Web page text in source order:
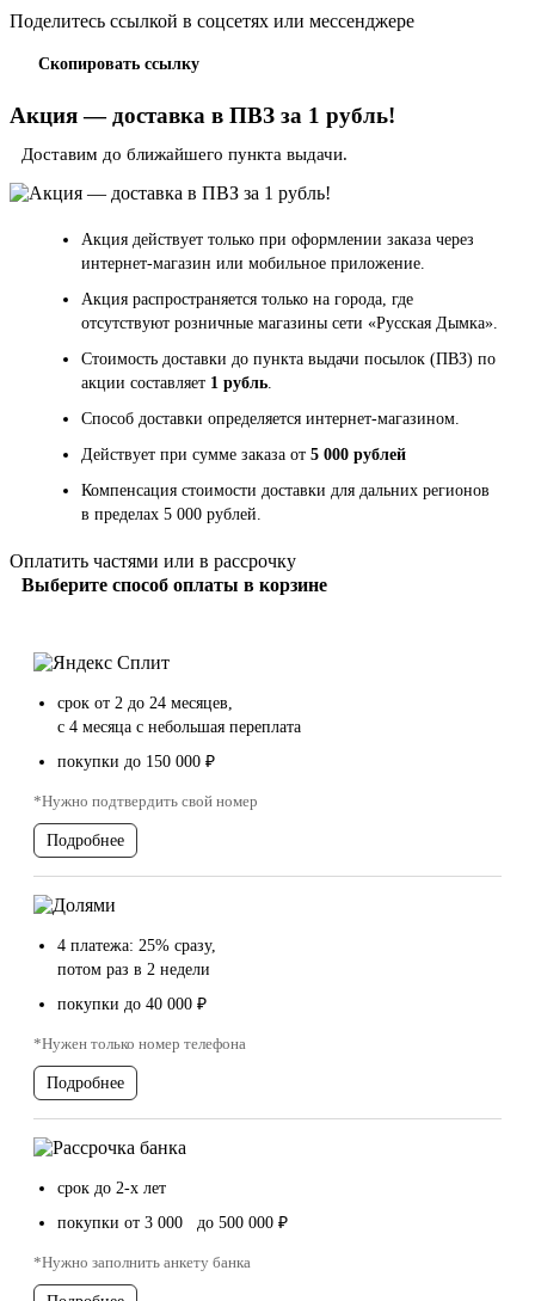
Поделитесь ссылкой в соцсетях или мессенджере
Скопировать ссылку
Акция — доставка в ПВЗ за 1 рубль!
Доставим до ближайшего пункта выдачи.
Акция действует только при оформлении заказа через
интернет-магазин или мобильное приложение.
Акция распространяется только на города, где
отсутствуют розничные магазины сети «Русская Дымка».
Стоимость доставки до пункта выдачи посылок (ПВЗ) по
акции составляет 1 рубль.
Способ доставки определяется интернет-магазином.
Действует при сумме заказа от 5 000 рублей
Компенсация стоимости доставки для дальних регионов
в пределах 5 000 рублей.
Оплатить частями или в рассрочку
Выберите способ оплаты в корзине
срок от 2 до 24 месяцев,
с 4 месяца с небольшая переплата
покупки до 150 000 ₽
*Нужно подтвердить свой номер
Подробнее
4 платежа: 25% сразу,
потом раз в 2 недели
покупки до 40 000 ₽
*Нужен только номер телефона
Подробнее
срок до 2-х лет
покупки от 3 000 до 500 000 ₽
*Нужно заполнить анкету банка